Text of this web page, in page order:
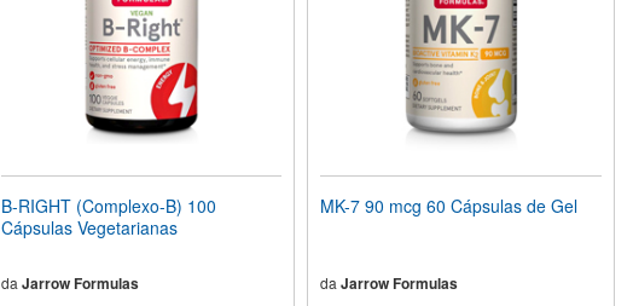
B-RIGHT (Complexo-B) 100
Cápsulas Vegetarianas
da Jarrow Formulas
MK-7 90 mcg 60 Cápsulas de Gel
daJarrow Formulas